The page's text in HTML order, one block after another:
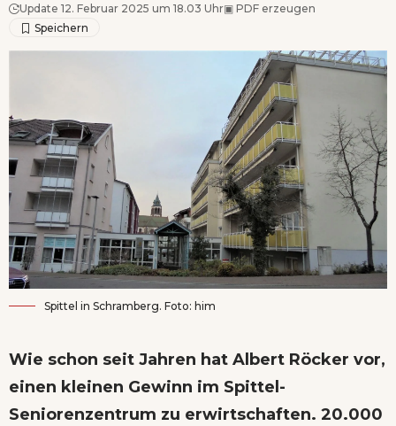
Update 12. Februar 2025 um 18.03 Uhr▣ PDF erzeugen
Spittel in Schramberg. Foto: him
Wie schon seit Jahren hat Albert Röcker vor,
einen kleinen Gewinn im Spittel-
Seniorenzentrum zu erwirtschaften. 20.000